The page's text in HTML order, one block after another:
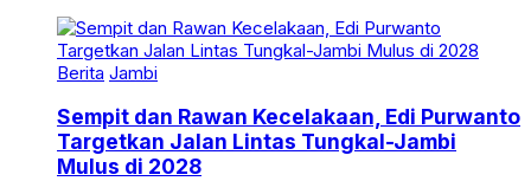
Berita Jambi
Sempit dan Rawan Kecelakaan, Edi Purwanto
Targetkan Jalan Lintas Tungkal-Jambi
Mulus di 2028